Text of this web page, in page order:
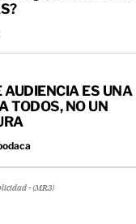
AUDIENCIA ES UNA
TODOS, NO UN
- (MR3)